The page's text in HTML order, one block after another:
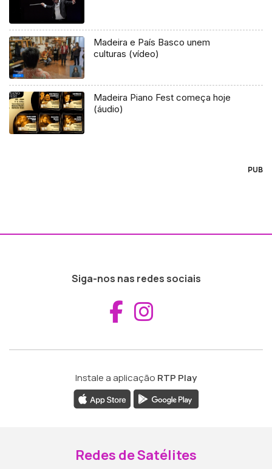
Madeira e País Basco unem
culturas (vídeo)
Madeira Piano Fest começa hoje
(áudio)
PUB
Siga-nos nas redes sociais
Aceder ao
Instale a aplicação RTP Play
Redes de Satélites